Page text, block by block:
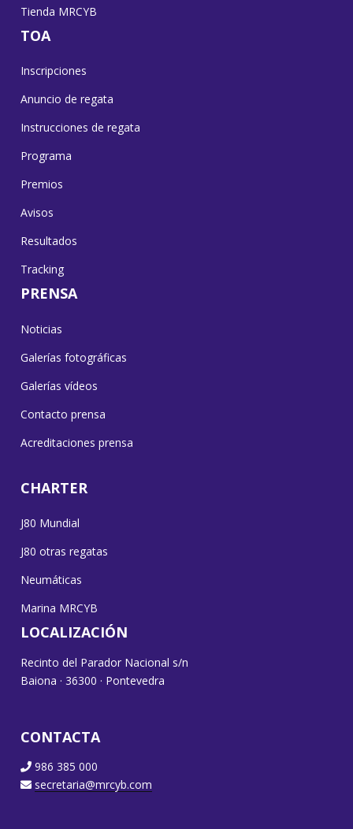
Tienda MRCYB
TOA
Inscripciones
Anuncio de regata
Instrucciones de regata
Programa
Premios
Avisos
Resultados
Tracking
PRENSA
Noticias
Galerías fotográficas
Galerías vídeos
Contacto prensa
Acreditaciones prensa
CHARTER
J80 Mundial
J80 otras regatas
Neumáticas
Marina MRCYB
LOCALIZACIÓN
Recinto del Parador Nacional s/n
Baiona · 36300 · Pontevedra
CONTACTA
986 385 000
secretaria@mrcyb.com